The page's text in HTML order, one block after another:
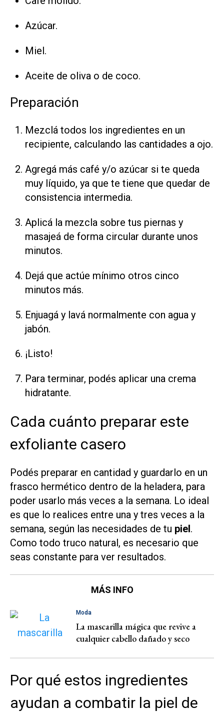
Azúcar.
Miel.
Aceite de oliva o de coco.
Preparación
Mezclá todos los ingredientes en un
recipiente, calculando las cantidades a ojo.
Agregá más café y/o azúcar si te queda
muy líquido, ya que te tiene que quedar de
consistencia intermedia.
Aplicá la mezcla sobre tus piernas y
masajeá de forma circular durante unos
minutos.
Dejá que actúe mínimo otros cinco
minutos más.
Enjuagá y lavá normalmente con agua y
jabón.
¡Listo!
Para terminar, podés aplicar una crema
hidratante.
Cada cuánto preparar este
exfoliante casero
Podés preparar en cantidad y guardarlo en un
frasco hermético dentro de la heladera, para
poder usarlo más veces a la semana. Lo ideal
es que lo realices entre una y tres veces a la
semana, según las necesidades de tu piel.
Como todo truco natural, es necesario que
seas constante para ver resultados.
MÁS INFO
Moda
La mascarilla mágica que revive a
cualquier cabello dañado y seco
Por qué estos ingredientes
ayudan a combatir la piel de